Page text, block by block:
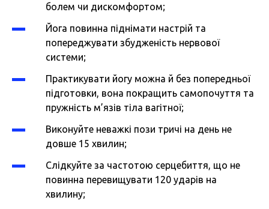
болем чи дискомфортом;
Йога повинна піднімати настрій та
попереджувати збудженість нервової
системи;
Практикувати йогу можна й без попередньої
підготовки, вона покращить самопочуття та
пружність м’язів тіла вагітної;
Виконуйте неважкі пози тричі на день не
довше 15 хвилин;
Слідкуйте за частотою серцебиття, що не
повинна перевищувати 120 ударів на
хвилину;